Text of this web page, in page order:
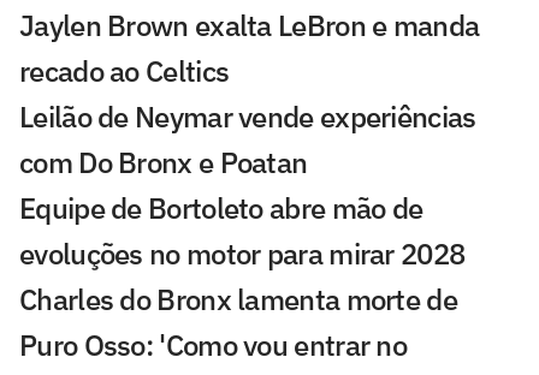
Jaylen Brown exalta LeBron e manda
recado ao Celtics
Leilão de Neymar vende experiências
com Do Bronx e Poatan
Equipe de Bortoleto abre mão de
evoluções no motor para mirar 2028
Charles do Bronx lamenta morte de
Puro Osso: 'Como vou entrar no